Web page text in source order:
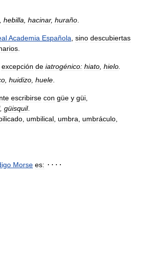
hebilla hacinar, huraño
Academia Española sino descubiertas
excepción de iatrogénico: hiato hielo
huidizo huele
escribirse con güe y güi
, güisquil.
umbilical umbra umbráculo
Morse es: ····